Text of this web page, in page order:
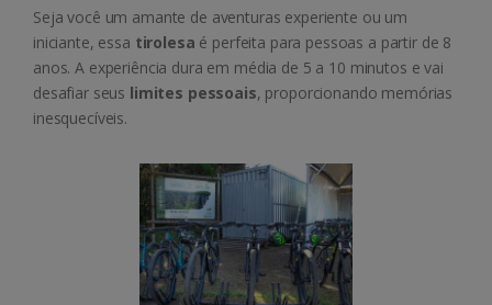
Seja você um amante de aventuras experiente ou um
iniciante, essa tirolesa é perfeita para pessoas a partir de 8
anos. A experiência dura em média de 5 a 10 minutos e vai
desafiar seus limites pessoais, proporcionando memórias
inesquecíveis.